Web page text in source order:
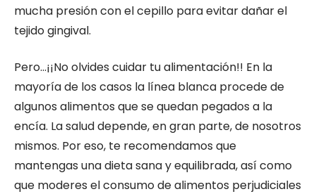
mucha presión con el cepillo para evitar dañar el
tejido gingival.
Pero…¡¡No olvides cuidar tu alimentación!! En la
mayoría de los casos la línea blanca procede de
algunos alimentos que se quedan pegados a la
encía. La salud depende, en gran parte, de nosotros
mismos. Por eso, te recomendamos que
mantengas una dieta sana y equilibrada, así como
que moderes el consumo de alimentos perjudiciales